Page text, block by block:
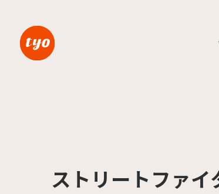
ストリートファイ